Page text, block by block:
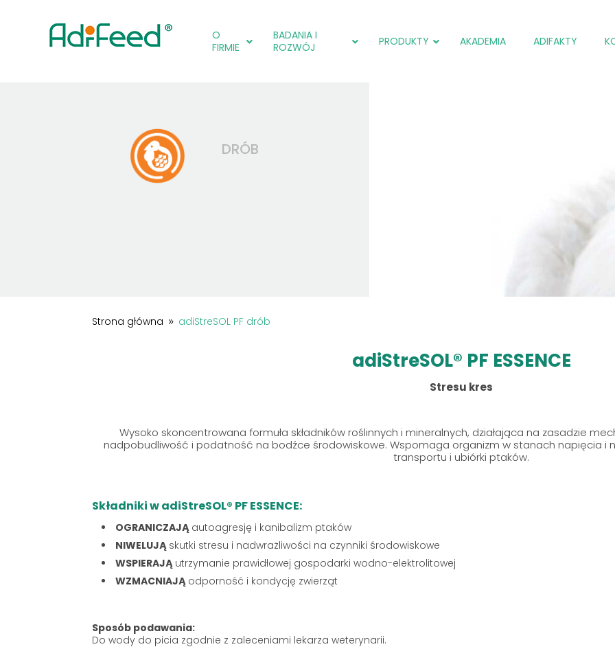
O
FIRMIE
BADANIA I
ROZWÓJ
PRODUKTY AKADEMIA ADIFAKTY
DRÓB
Strona główna 9 adiStreSOL PF drób
adiStreSOL® PF ESSENCE
Stresu kres
Wysoko skoncentrowana formuła składników roślinnych i mineralnych, działająca na zasadzie
nadpobudliwość i podatność na bodźce środowiskowe. Wspomaga organizm w stanach napięcia i
transportu i ubiórki ptaków.
Składniki w adiStreSOL® PF ESSENCE:
OGRANICZAJĄautoagresję i kanibalizm ptaków
NIWELUJĄskutki stresu i nadwrażliwości na czynniki środowiskowe
WSPIERAJĄutrzymanie prawidłowej gospodarki wodno-elektrolitowej
WZMACNIAJĄodporność i kondycję zwierząt
Sposób podawania:
Do wody do picia zgodnie z zaleceniami lekarza weterynarii.